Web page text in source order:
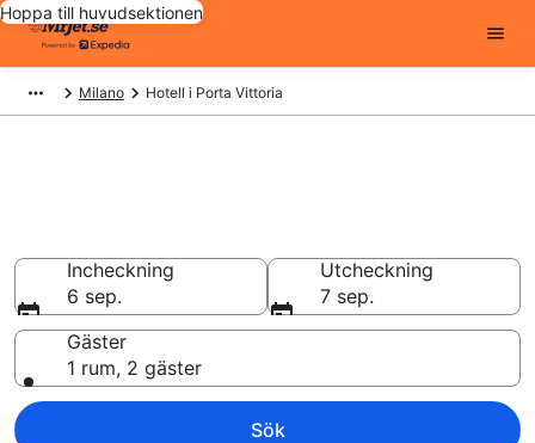
Hoppa till huvudsektionen
Milano Hotell i Porta Vittoria
Incheckning
6 sep.
Utcheckning
7 sep.
Gäster
1 rum, 2 gäster
Sök